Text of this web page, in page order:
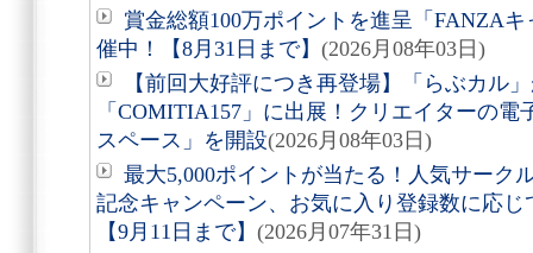
賞金総額100万ポイントを進呈「FANZA
催中！【8月31日まで】 (2026月08年03日)
【前回大好評につき再登場】「らぶカル
「COMITIA157」に出展！クリエイターの
スペース」を開設(2026月08年03日)
最大5,000ポイントが当たる！人気サーク
記念キャンペーン、お気に入り登録数に応
【9月11日まで】 (2026月07年31日)